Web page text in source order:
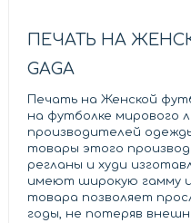
ПЕЧАТЬ НА
GAGA
Печать на Женской
на футболке мирового
производителей
товары этого
регланы и худи
имеют широкую гамму
товара позволяет
годы, не потеряв